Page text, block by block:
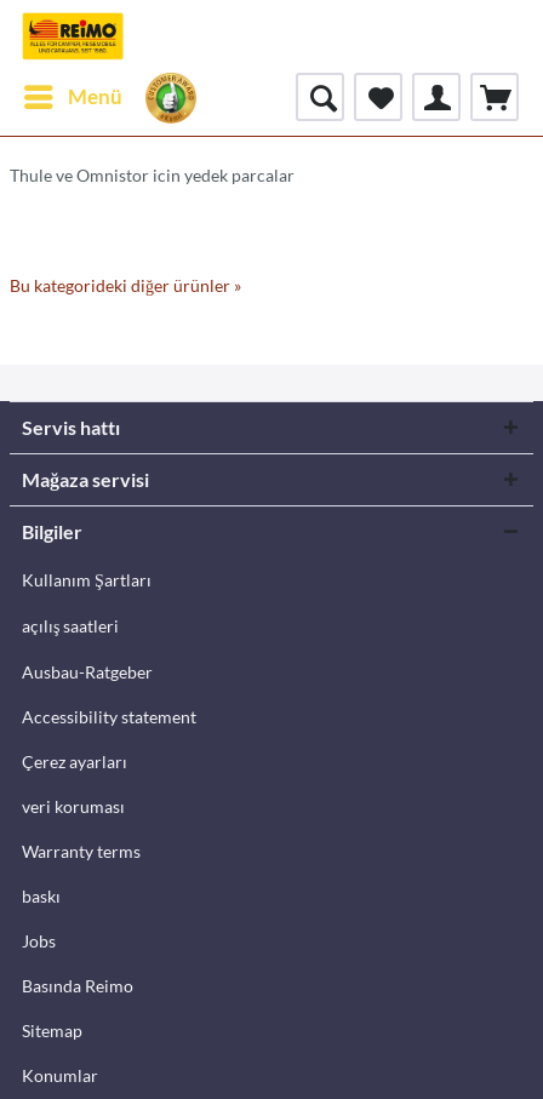
Menü
Thule ve Omnistor icin yedek parcalar
Bu kategorideki diğer ürünler »
Servis hattı
Mağaza servisi
Bilgiler
Kullanım Şartları
açılış saatleri
Ausbau-Ratgeber
Accessibility statement
Çerez ayarları
veri koruması
Warranty terms
baskı
Jobs
Basında Reimo
Sitemap
Konumlar